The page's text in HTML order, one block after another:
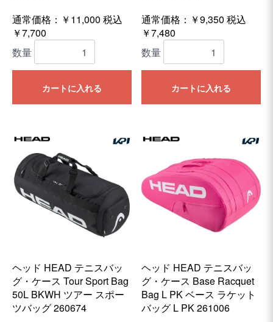
通常価格：￥11,000 税込
￥7,700
数量
カートに入れる
通常価格：￥9,350 税込
￥7,480
数量
カートに入れる
ヘッド HEAD テニスバッ
グ・ケース Tour Sport Bag
50L BKWH ツアー スポー
ツバッグ 260674
ヘッド HEAD テニスバッ
グ・ケース Base Racquet
Bag L PK ベース ラケット
バッグ L PK 261006